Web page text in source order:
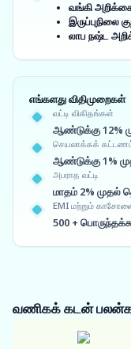
வங்கி
இருப்புநிலை
லாப நஷ்ட
எங்களது விதிமுறைகள்
வட்டி விகிதங்கள்
ஆண்டுக்கு 12%
செயலாக்கக்
ஆண்டுக்கு 1%
அபராத வட்டி
மாதம் 2% முதல்
EMI மற்றும்
500 +
வணிகக் கடன்